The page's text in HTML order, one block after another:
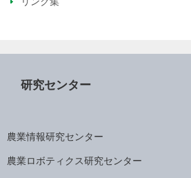
研究センター
農業情報研究センター
農業ロボティクス研究センター